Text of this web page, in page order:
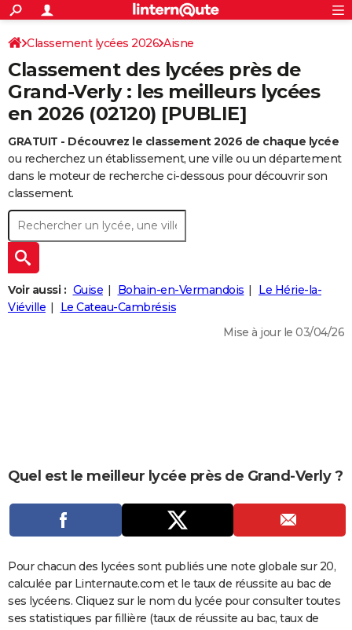
ACTUALITÉS
Politique
Société
Faits Divers
Education
Monde
Villes
+
SPORT
Coupe du monde 2026
Football
Tennis
Cyclisme
Rugby
Forum
Programme TV
TNT
Streaming
Cinéma
Sorties cinéma
Musique
+
FINANCE
Retraite
Impôts
Epargne
Immobilier
Risques naturels par ville
Banque
Assurance
Crédit
AUTO
Essais
Réserver un essai
Citadines
Berlines
SUV
Forum auto
+
HIGH-TECH
BRICOLAGE
Forum
Aménagement intérieur
Extérieur
Cuisine
Salle de bains
Jardinage
Rangement
+WEEK-END
Guides de France
Escapades
Patrimoine
Expositions
Musées
Week-end nature
+
LIFESTYLE
Art de vivre
Bien-être
Loisirs
Mode
Modes de vie
+SANTE
Dictionnaire
Biographies
Expressions
Proverbes
PROGRAMME TV
COPAINS D'AVANT
S'inscrire
Se connecter
Lycées
Collèges
Primaires
Universités
Entreprises
Service militaire
Avis de recherche
AVIS DE DÉCÈS
FORUM
S'inscrire
Connexion
Classement lycées 2026 Aisne
Classement des lycées près de
Grand-Verly : les meilleurs lycées
en 2026 (02120) [PUBLIE]
GRATUIT - Découvrez le classement 2026 de chaque lycée
ou recherchez un établissement, une ville ou un département
dans le moteur de recherche ci-dessous pour découvrir son
classement.
Voir aussi : Guise Bohain-en-Vermandois
Le Hérie-la-
Viéville
Le Cateau-Cambrésis
Mise à jour le 03/04/26
Quel est le meilleur lycée près de Grand-Verly ?
Pour chacun des lycées sont publiés une note globale sur 20,
calculée par Linternaute.com et le taux de réussite au bac de
ses lycéens. Cliquez sur le nom du lycée pour consulter toutes
ses statistiques par fillière (taux de réussite au bac, taux de